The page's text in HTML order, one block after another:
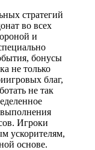
стратегий
во всех
и
бонусы
не только
благ,
не так
Игроки
ускорителям,
основе.